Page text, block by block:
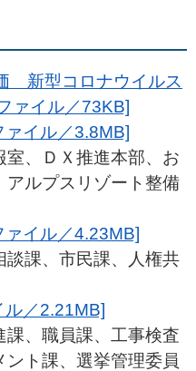
新型コロナウイルス
ァイル／73KB]
イル／3.8MB]
、ＤＸ推進本部、お
アルプスリゾート整備
イル／4.23MB]
談課、市民課、人権共
／2.21MB]
、職員課、工事検査
ト課、選挙管理委員